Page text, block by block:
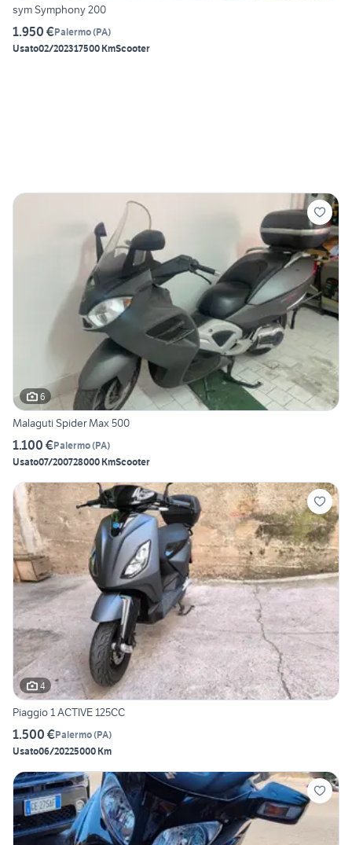
sym Symphony 200
1.950 €Palermo(PA)
Usato02/202317500 KmScooter
6
Malaguti Spider Max 500
1.100 €Palermo(PA)
Usato07/200728000 KmScooter
4
Piaggio 1 ACTIVE 125CC
1.500 €Palermo(PA)
Usato06/20225000 Km